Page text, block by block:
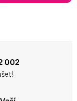
002